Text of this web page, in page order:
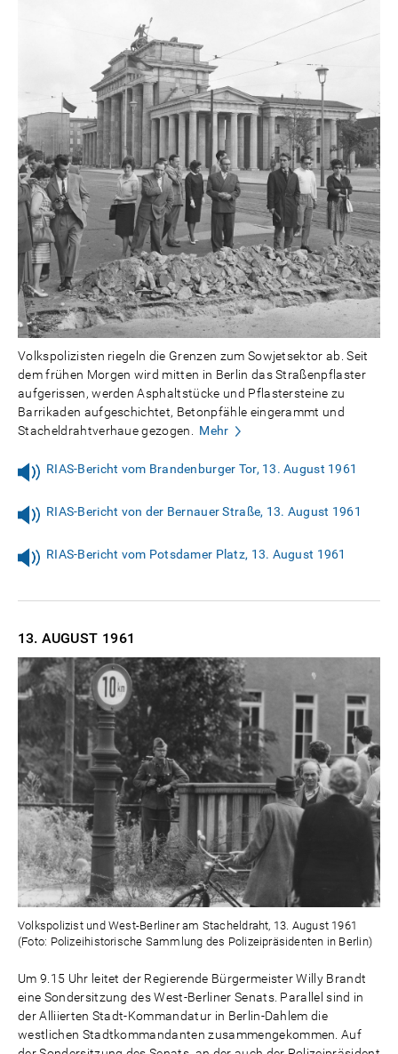
Volkspolizisten riegeln die Grenzen zum Sowjetsektor ab. Seit
dem frühen Morgen wird mitten in Berlin das Straßenpflaster
aufgerissen, werden Asphaltstücke und Pflastersteine zu
Barrikaden aufgeschichtet, Betonpfähle eingerammt und
Stacheldrahtverhaue gezogen.
Mehr
RIAS-Bericht vom Brandenburger Tor, 13. August 1961
RIAS-Bericht von der Bernauer Straße, 13. August 1961
RIAS-Bericht vom Potsdamer Platz, 13. August 1961
13. AUGUST 1961
Volkspolizist und West-Berliner am Stacheldraht, 13. August 1961
(Foto: Polizeihistorische Sammlung des Polizeipräsidenten in Berlin)
Um 9.15 Uhr leitet der Regierende Bürgermeister Willy Brandt
eine Sondersitzung des West-Berliner Senats. Parallel sind in
der Alliierten Stadt-Kommandatur in Berlin-Dahlem die
westlichen Stadtkommandanten zusammengekommen. Auf